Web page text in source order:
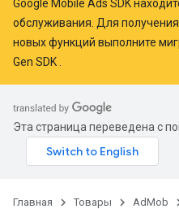
Google Mobile Ads SDK
обслуживания. Для
новых функций выполните
Gen SDK
Эта страница переведена с
Главная Товары AdMob